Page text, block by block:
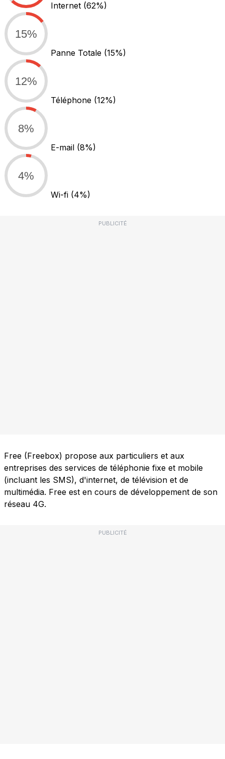
Internet (62%)
15%
Panne Totale (15%)
12%
Téléphone (12%)
8%
E-mail (8%)
4%
Wi-fi (4%)
PUBLICITÉ
Free (Freebox) propose aux particuliers et aux
entreprises des services de téléphonie fixe et mobile
(incluant les SMS), d'internet, de télévision et de
multimédia. Free est en cours de développement de son
réseau 4G.
PUBLICITÉ